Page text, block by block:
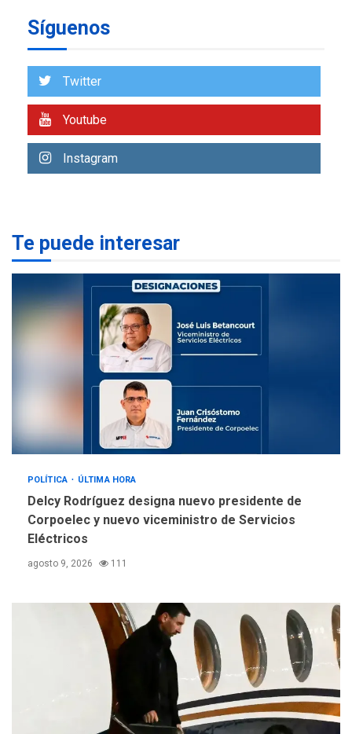
2
Lionel Messi llega a
su padre
personas con la entrega de
4
La falta de agua pueden
sanitarios y asumirse como
problema de orden público
REGIONALES ÚLTIMA HORA
Alcaldía de Mariño climatiza
Núcleo del Sistema de
Orquestas Porlamar
Síguenos
Twitter
Youtube
Instagram
Te puede interesar
POLÍTICA ÚLTIMA HORA
Delcy Rodríguez designa nuevo presidente de
Corpoelec y nuevo viceministro de Servicios
Eléctricos
agosto 9, 2026 111